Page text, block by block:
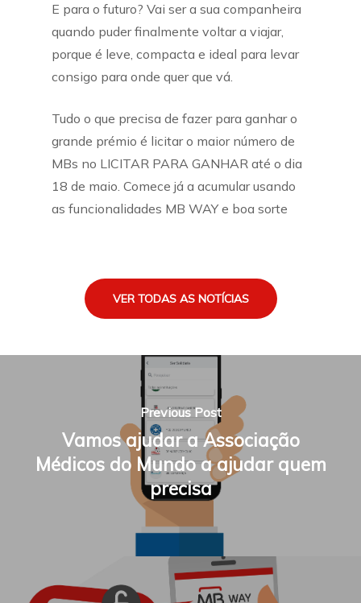
E para o futuro? Vai ser a sua companheira
quando puder finalmente voltar a viajar,
porque é leve, compacta e ideal para levar
consigo para onde quer que vá.
Tudo o que precisa de fazer para ganhar o
grande prémio é licitar o maior número de
MBs no LICITAR PARA GANHAR até o dia
18 de maio. Comece já a acumular usando
as funcionalidades MB WAY e boa sorte
VER TODAS AS NOTÍCIAS
Previous Post
Vamos ajudar a Associação
Médicos do Mundo a ajudar quem
precisa